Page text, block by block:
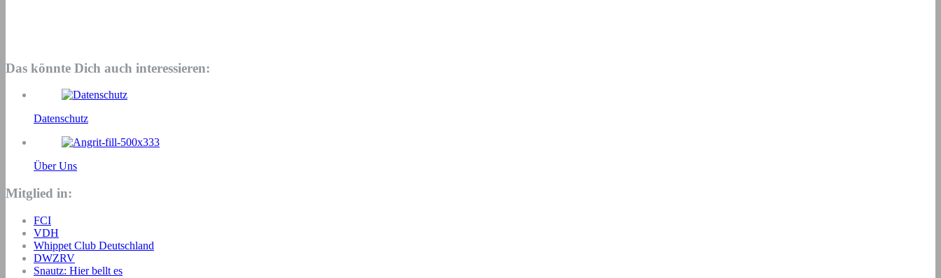
Das könnte Dich auch interessieren:
Datenschutz
Über Uns
Mitglied in:
FCI
VDH
Whippet Club Deutschland
DWZRV
Snautz: Hier bellt es